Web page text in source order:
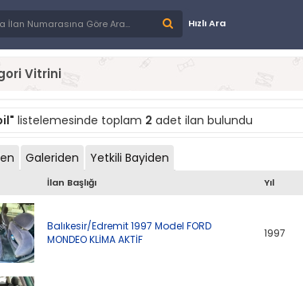
Hızlı Ara
Vitrini
listelemesinde toplam 2 adet ilan bulundu
Galeriden Yetkili Bayiden
İlan Başlığı Yıl
Balıkesir/Edremit 1997 Model FORD
MONDEO KLİMA AKTİF
1997